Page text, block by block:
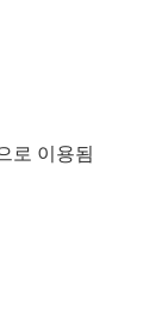
로 이용됨